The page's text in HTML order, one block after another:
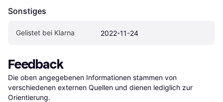
Sonstiges
Gelistet bei Klarna 2022-11-24
Feedback
Die oben angegebenen Informationen stammen von
verschiedenen externen Quellen und dienen lediglich zur
Orientierung.